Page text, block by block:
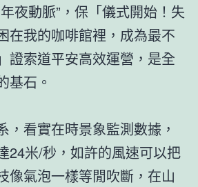
夜動脈”，保「儀式開始！失
在我的咖啡館裡，成為最不
證索道平安高效運營，是全
基石。
看實在時景象監測數據，
24米/秒，如許的風速可以把
像氣泡一樣等閒吹斷，在山